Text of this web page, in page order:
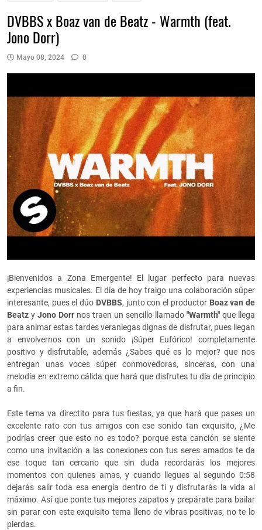
DVBBS x Boaz van de Beatz - Warmth (feat.
Jono Dorr)
Mayo 08, 2024 0
¡Bienvenidos a Zona Emergente! El lugar perfecto para nuevas
experiencias musicales. El día de hoy traigo una colaboración súper
interesante, pues el dúo DVBBS, junto con el productor Boaz van de
Beatz y Jono Dorr nos traen un sencillo llamado "Warmth" que llega
para animar estas tardes veraniegas dignas de disfrutar, pues llegan
a envolvernos con un sonido ¡Súper Eufórico! completamente
positivo y disfrutable, además ¿Sabes qué es lo mejor? que nos
entregan unas voces súper conmovedoras, sinceras, con una
melodía en extremo cálida que hará que disfrutes tu día de principio
a fin.
Este tema va directito para tus fiestas, ya que hará que pases un
excelente rato con tus amigos con ese sonido tan exquisito, ¿Me
podrías creer que esto no es todo? porque esta canción se siente
como una invitación a las conexiones con tus seres amados te da
ese toque tan cercano que sin duda recordarás los mejores
momentos con quienes amas, y cuando llegues al segundo 0:58
dejarás salir toda esa energía dentro de ti y disfrutarás la vida al
máximo. Así que ponte tus mejores zapatos y prepárate para bailar
sin parar con este exquisito tema lleno de vibras positivas, no te lo
pierdas.